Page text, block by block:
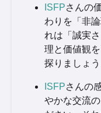
ISFPさんの
わりを「非
れは「誠実
理と価値観
探りましょう
ISFPさんの
やかな交流